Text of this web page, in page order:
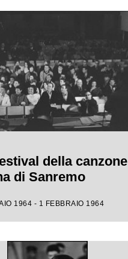
della canzone
di Sanremo
1964 - 1 FEBBRAIO 1964